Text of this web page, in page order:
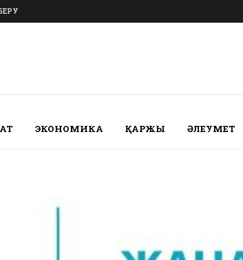
ЭКОНОМИКА ҚАРЖЫ ӘЛЕУМЕТ